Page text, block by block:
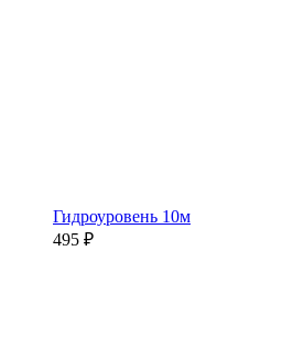
Гидроуровень 10м
495 ₽